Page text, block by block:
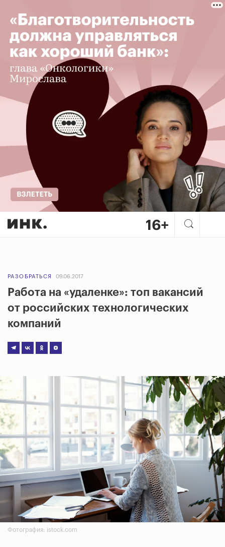
РАЗОБРАТЬСЯ 09.06.2017
Работа на «удаленке»: топ вакансий
от российских технологических
компаний
Фотография: istock.com